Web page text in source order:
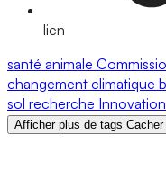
lien
santé animale
changement climatique
sol recherche Innovation
Afficher plus de tags